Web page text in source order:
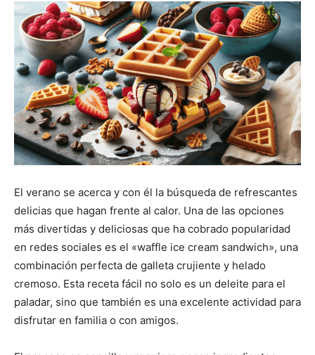
El verano se acerca y con él la búsqueda de refrescantes
delicias que hagan frente al calor. Una de las opciones
más divertidas y deliciosas que ha cobrado popularidad
en redes sociales es el «waffle ice cream sandwich», una
combinación perfecta de galleta crujiente y helado
cremoso. Esta receta fácil no solo es un deleite para el
paladar, sino que también es una excelente actividad para
disfrutar en familia o con amigos.